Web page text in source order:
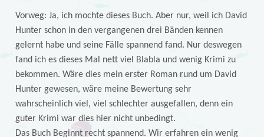
Vorweg: Ja, ich mochte dieses Buch. Aber nur, weil ich David
Hunter schon in den vergangenen drei Bänden kennen
gelernt habe und seine Fälle spannend fand. Nur deswegen
fand ich es dieses Mal nett viel Blabla und wenig Krimi zu
bekommen. Wäre dies mein erster Roman rund um David
Hunter gewesen, wäre meine Bewertung sehr
wahrscheinlich viel, viel schlechter ausgefallen, denn ein
guter Krimi war dies hier nicht unbedingt.
Das Buch Beginnt recht spannend. Wir erfahren ein wenig